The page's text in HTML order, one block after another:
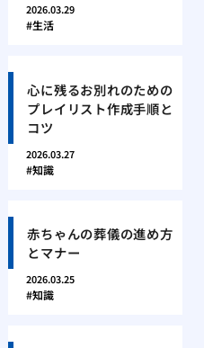
2026.03.29
生活
心に残るお別れのための
プレイリスト作成手順と
コツ
2026.03.27
知識
赤ちゃんの葬儀の進め方
とマナー
2026.03.25
知識